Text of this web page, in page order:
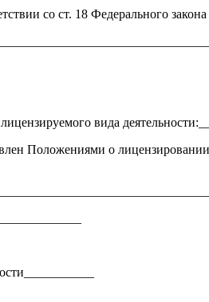
со ст. 18 Федерального
вида
Положениями о